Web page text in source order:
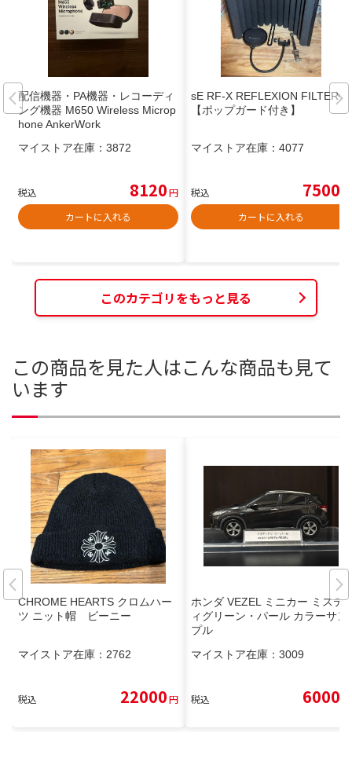
配信機器・PA機器・レコーディ
ング機器 M650 Wireless Microp
hone AnkerWork
マイストア在庫： 3872
税込 8120円
カートに入れる
sE RF-X REFLEXION FILTER®
【ポップガード付き】
マイストア在庫： 4077
税込 7500
カートに入れる
このカテゴリをもっと見る
この商品を見た人はこんな商品も見て
います
CHROME HEARTS クロムハー
ツ ニット帽 ビーニー
マイストア在庫： 2762
税込 22000円
ホンダ VEZEL ミニカー ミステ
ィグリーン・パール カラーサン
プル
マイストア在庫： 3009
税込 6000